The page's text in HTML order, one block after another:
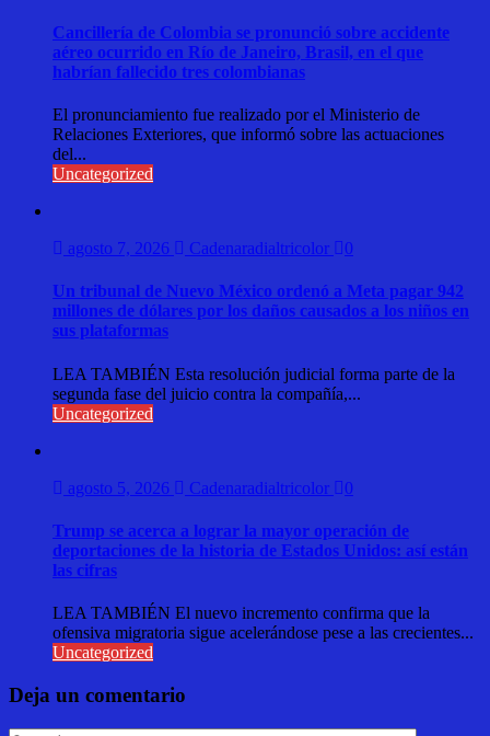
Cancillería de Colombia se pronunció sobre accidente
aéreo ocurrido en Río de Janeiro, Brasil, en el que
habrían fallecido tres colombianas
El pronunciamiento fue realizado por el Ministerio de
Relaciones Exteriores, que informó sobre las actuaciones
del...
Uncategorized
agosto 7, 2026 Cadenaradialtricolor 0
Un tribunal de Nuevo México ordenó a Meta pagar 942
millones de dólares por los daños causados a los niños en
sus plataformas
LEA TAMBIÉN Esta resolución judicial forma parte de la
segunda fase del juicio contra la compañía,...
Uncategorized
agosto 5, 2026 Cadenaradialtricolor 0
Trump se acerca a lograr la mayor operación de
deportaciones de la historia de Estados Unidos: así están
las cifras
LEA TAMBIÉN El nuevo incremento confirma que la
ofensiva migratoria sigue acelerándose pese a las crecientes...
Uncategorized
Deja un comentario